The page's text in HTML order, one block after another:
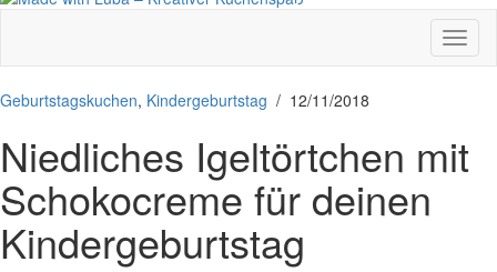
Geburtstagskuchen, Kindergeburtstag / 12/11/2018
Niedliches Igeltörtchen mit
Schokocreme für deinen
Kindergeburtstag